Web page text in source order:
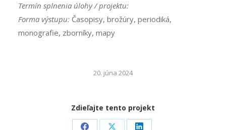
Termín splnenia úlohy / projektu:
Forma výstupu: Časopisy, brožúry, periodiká,
monografie, zborníky, mapy
20. júna 2024
Zdieľajte tento projekt